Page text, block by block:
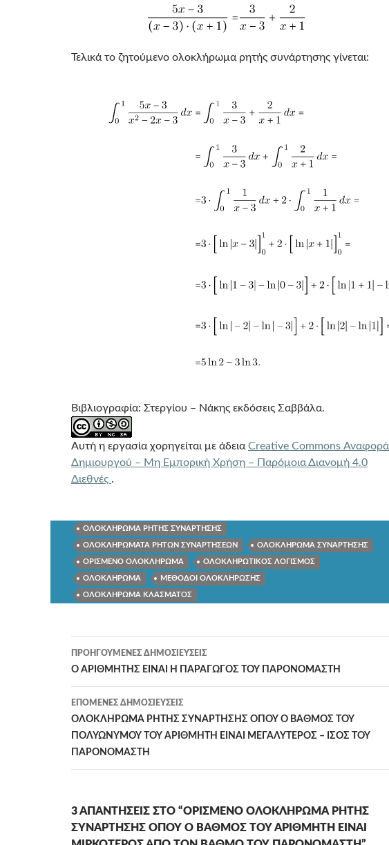
Τελικά το ζητούμενο ολοκλήρωμα ρητής συνάρτησης γίνεται:
Βιβλιογραφία: Στεργίου – Νάκης εκδόσεις Σαββάλα.
Αυτή η εργασία χορηγείται με άδεια Creative Commons Αναφορά
Δημιουργού – Μη Εμπορική Χρήση – Παρόμοια Διανομή 4.0
Διεθνές .
ΟΛΟΚΛΗΡΩΜΑ ΡΗΤΗΣ ΣΥΝΑΡΤΗΣΗΣ
ΟΛΟΚΛΗΡΩΜΑΤΑ ΡΗΤΩΝ ΣΥΝΑΡΤΗΣΕΩΝ ΟΛΟΚΛΗΡΩΜΑ ΣΥΝΑΡΤΗΣΗΣ
ΟΡΙΣΜΕΝΟ ΟΛΟΚΛΗΡΩΜΑ ΟΛΟΚΛΗΡΩΤΙΚΟΣ ΛΟΓΙΣΜΟΣ
ΟΛΟΚΛΗΡΩΜΑ ΜΕΘΟΔΟΙ ΟΛΟΚΛΗΡΩΣΗΣ
ΟΛΟΚΛΗΡΩΜΑ ΚΛΑΣΜΑΤΟΣ
Πλοήγηση
άρθρων
ΠΡΟΗΓΟΎΜΕΝΕΣ ΔΗΜΟΣΙΕΎΣΕΙΣ
Ο ΑΡΙΘΜΗΤΗΣ ΕΙΝΑΙ Η ΠΑΡΑΓΩΓΟΣ ΤΟΥ ΠΑΡΟΝΟΜΑΣΤΗ
ΕΠΌΜΕΝΕΣ ΔΗΜΟΣΙΕΎΣΕΙΣ
ΟΛΟΚΛΗΡΩΜΑ ΡΗΤΗΣ ΣΥΝΑΡΤΗΣΗΣ ΟΠΟΥ Ο ΒΑΘΜΟΣ ΤΟΥ
ΠΟΛΥΩΝΥΜΟΥ ΤΟΥ ΑΡΙΘΜΗΤΗ ΕΙΝΑΙ ΜΕΓΑΛΥΤΕΡΟΣ – ΙΣΟΣ ΤΟΥ
ΠΑΡΟΝΟΜΑΣΤΗ
3 ΑΠΑΝΤΉΣΕΙΣ ΣΤΟ “ΟΡΙΣΜΕΝΟ ΟΛΟΚΛΗΡΩΜΑ ΡΗΤΗΣ
ΣΥΝΑΡΤΗΣΗΣ ΟΠΟΥ Ο ΒΑΘΜΟΣ ΤΟΥ ΑΡΙΘΜΗΤΗ ΕΙΝΑΙ